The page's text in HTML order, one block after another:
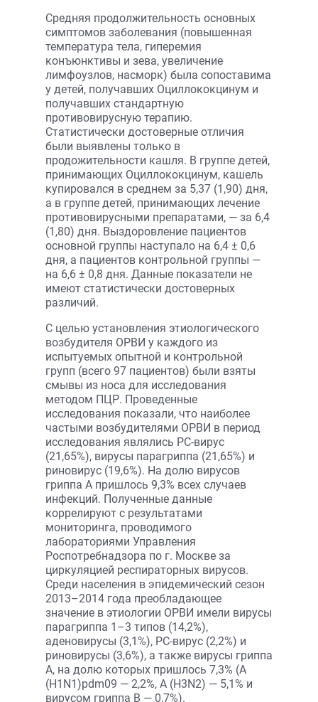
Средняя продолжительность основных
симптомов заболевания (повышенная
температура тела, гиперемия
конъюнктивы и зева, увеличение
лимфоузлов, насморк) была сопоставима
у детей, получавших Оциллококцинум и
получавших стандартную
противовирусную терапию.
Статистически достоверные отличия
были выявлены только в
продожительности кашля. В группе детей,
принимающих Оциллококцинум, кашель
купировался в среднем за 5,37 (1,90) дня,
а в группе детей, принимающих лечение
противовирусными препаратами, — за 6,4
(1,80) дня. Выздоровление пациентов
основной группы наступало на 6,4 ± 0,6
дня, а пациентов контрольной группы —
на 6,6 ± 0,8 дня. Данные показатели не
имеют статистически достоверных
различий.
С целью установления этиологического
возбудителя ОРВИ у каждого из
испытуемых опытной и контрольной
групп (всего 97 пациентов) были взяты
смывы из носа для исследования
методом ПЦР. Проведенные
исследования показали, что наиболее
частыми возбудителями ОРВИ в период
исследования являлись РС-вирус
(21,65%), вирусы парагриппа (21,65%) и
риновирус (19,6%). На долю вирусов
гриппа А пришлось 9,3% всех случаев
инфекций. Полученные данные
коррелируют с результатами
мониторинга, проводимого
лабораториями Управления
Роспотребнадзора по г. Москве за
циркуляцией респираторных вирусов.
Среди населения в эпидемический сезон
2013–2014 года преобладающее
значение в этиологии ОРВИ имели вирусы
парагриппа 1–3 типов (14,2%),
аденовирусы (3,1%), РС-вирус (2,2%) и
риновирусы (3,6%), а также вирусы гриппа
А, на долю которых пришлось 7,3% (A
(H1N1)pdm09 — 2,2%, A (H3N2) — 5,1% и
вирусом гриппа В — 0,7%).